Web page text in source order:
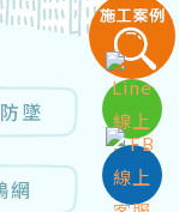
墜
網